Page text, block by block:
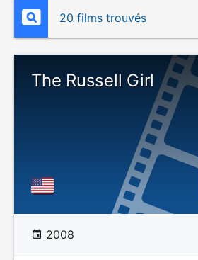
20 films trouvés
The Russell Girl
2008